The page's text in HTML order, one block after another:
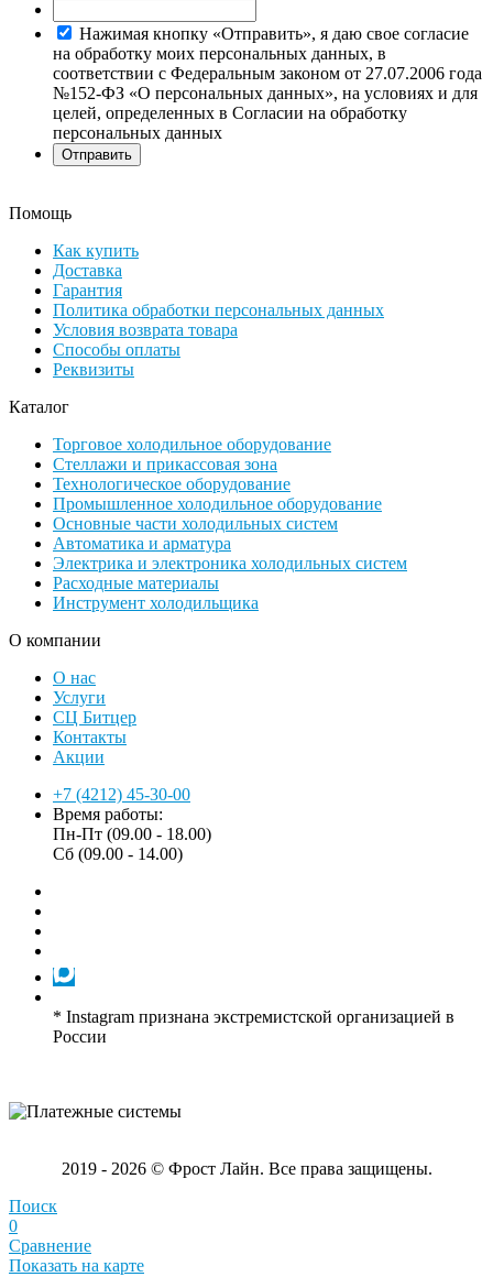
Нажимая кнопку «Отправить», я даю свое согласие
на обработку моих персональных данных, в
соответствии с Федеральным законом от 27.07.2006 года
№152-ФЗ «О персональных данных», на условиях и для
целей, определенных в Согласии на обработку
персональных данных
Помощь
Как купить
Доставка
Гарантия
Политика обработки персональных данных
Условия возврата товара
Способы оплаты
Реквизиты
Каталог
Торговое холодильное оборудование
Стеллажи и прикассовая зона
Технологическое оборудование
Промышленное холодильное оборудование
Основные части холодильных систем
Автоматика и арматура
Электрика и электроника холодильных систем
Расходные материалы
Инструмент холодильщика
О компании
О нас
Услуги
СЦ Битцер
Контакты
Акции
+7 (4212) 45-30-00
Время работы:
Пн-Пт (09.00 - 18.00)
Сб (09.00 - 14.00)
* Instagram признана экстремистской организацией в
России
2019 - 2026 © Фрост Лайн. Все права защищены.
Поиск
0
Сравнение
Показать на карте